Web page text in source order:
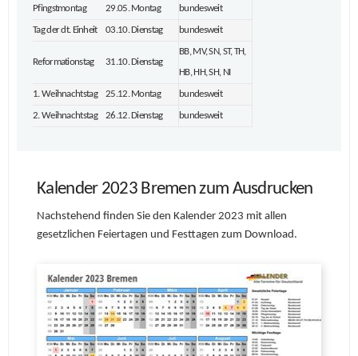
Pfingstmontag 29.05. Montag bundesweit
Tag der dt. Einheit 03.10. Dienstag bundesweit
Reformationstag 31.10. Dienstag
BB, MV, SN, ST, TH,
HB, HH, SH, NI
1. Weihnachtstag 25.12. Montag bundesweit
2. Weihnachtstag 26.12. Dienstag bundesweit
Kalender 2023 Bremen zum Ausdrucken
Nachstehend finden Sie den Kalender 2023 mit allen
gesetzlichen Feiertagen und Festtagen zum Download.